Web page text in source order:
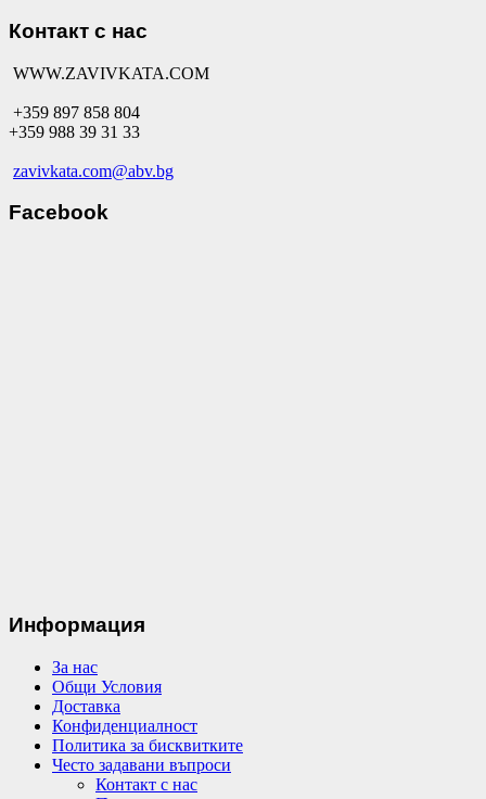
Контакт с нас
WWW.ZAVIVKATA.COM
+359 897 858 804
+359 988 39 31 33
zavivkata.com@abv.bg
Facebook
Информация
За нас
Общи Условия
Доставка
Конфиденциалност
Политика за бисквитките
Често задавани въпроси
Контакт с нас